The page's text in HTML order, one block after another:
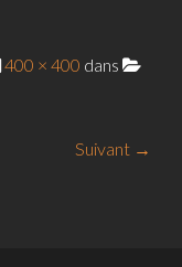
400 × 400 dans
Suivant →